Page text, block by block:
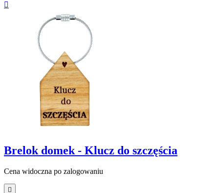

Brelok domek - Klucz do szczęścia
Cena widoczna po zalogowaniu
